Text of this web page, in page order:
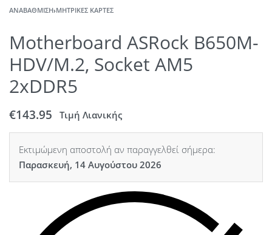
ΑΝΑΒΆΘΜΙΣΗ›ΜΗΤΡΙΚΈΣ ΚΆΡΤΕΣ
Motherboard ASRock B650M-
HDV/M.2, Socket AM5
2xDDR5
€143.95 Τιμή Λιανικής
Εκτιμώμενη αποστολή αν παραγγελθεί σήμερα:
Παρασκευή, 14 Αυγούστου 2026